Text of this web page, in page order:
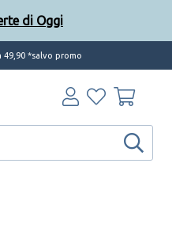
49,90 *salvo promo
di Oggi